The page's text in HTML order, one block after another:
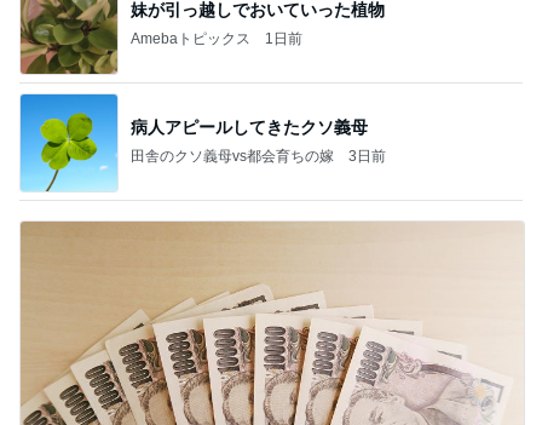
妹が引っ越しでおいていった植物
Amebaトピックス 1日前
病人アピールしてきたクソ義母
田舎のクソ義母vs都会育ちの嫁 3日前